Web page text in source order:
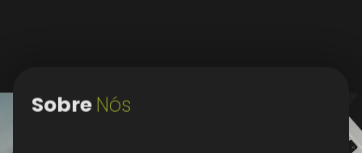
Sobre Nós